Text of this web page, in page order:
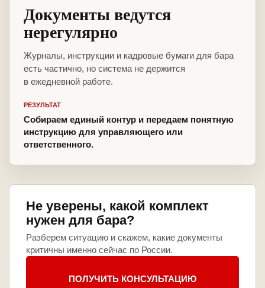
Документы ведутся
нерегулярно
Журналы, инструкции и кадровые бумаги для бара
есть частично, но система не держится
в ежедневной работе.
РЕЗУЛЬТАТ
Собираем единый контур и передаем понятную
инструкцию для управляющего или
ответственного.
Не уверены, какой комплект
нужен для бара?
Разберем ситуацию и скажем, какие документы
критичны именно сейчас по России.
ПОЛУЧИТЬ КОНСУЛЬТАЦИЮ